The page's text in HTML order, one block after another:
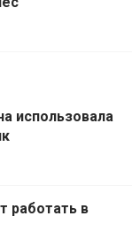
использовала
работать в